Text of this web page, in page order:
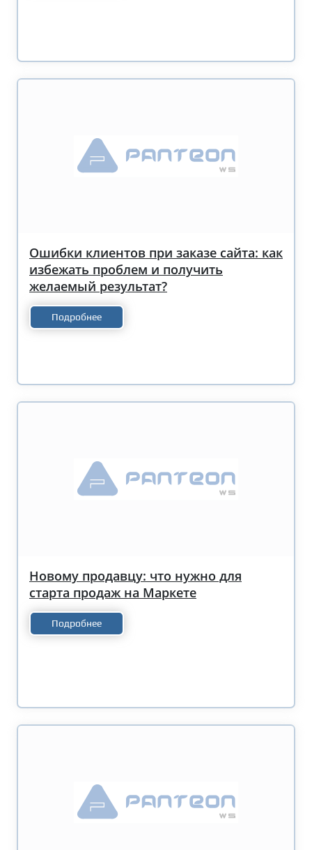
Ошибки клиентов при заказе сайта: как
избежать проблем и получить
желаемый результат?
Подробнее
Новому продавцу: что нужно для
старта продаж на Маркете
Подробнее